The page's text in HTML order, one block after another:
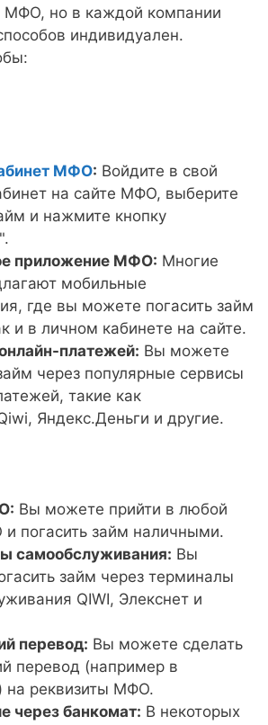
МФО, но в каждой компании
индивидуален.
МФО: Войдите в свой
на сайте МФО, выберите
и нажмите кнопку
приложение МФО: Многие
мобильные
где вы можете погасить займ
и в личном кабинете на сайте.
платежей: Вы можете
через популярные сервисы
такие как
Яндекс.Деньги и другие.
Вы можете прийти в любой
погасить займ наличными.
самообслуживания: Вы
займ через терминалы
QIWI, Элекснет и
перевод: Вы можете сделать
перевод (например в
на реквизиты МФО.
через банкомат: В некоторых